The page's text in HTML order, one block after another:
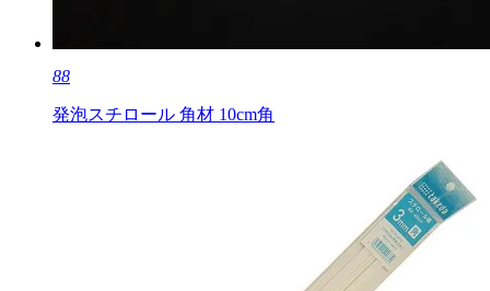
88
発泡スチロール 角材 10cm角